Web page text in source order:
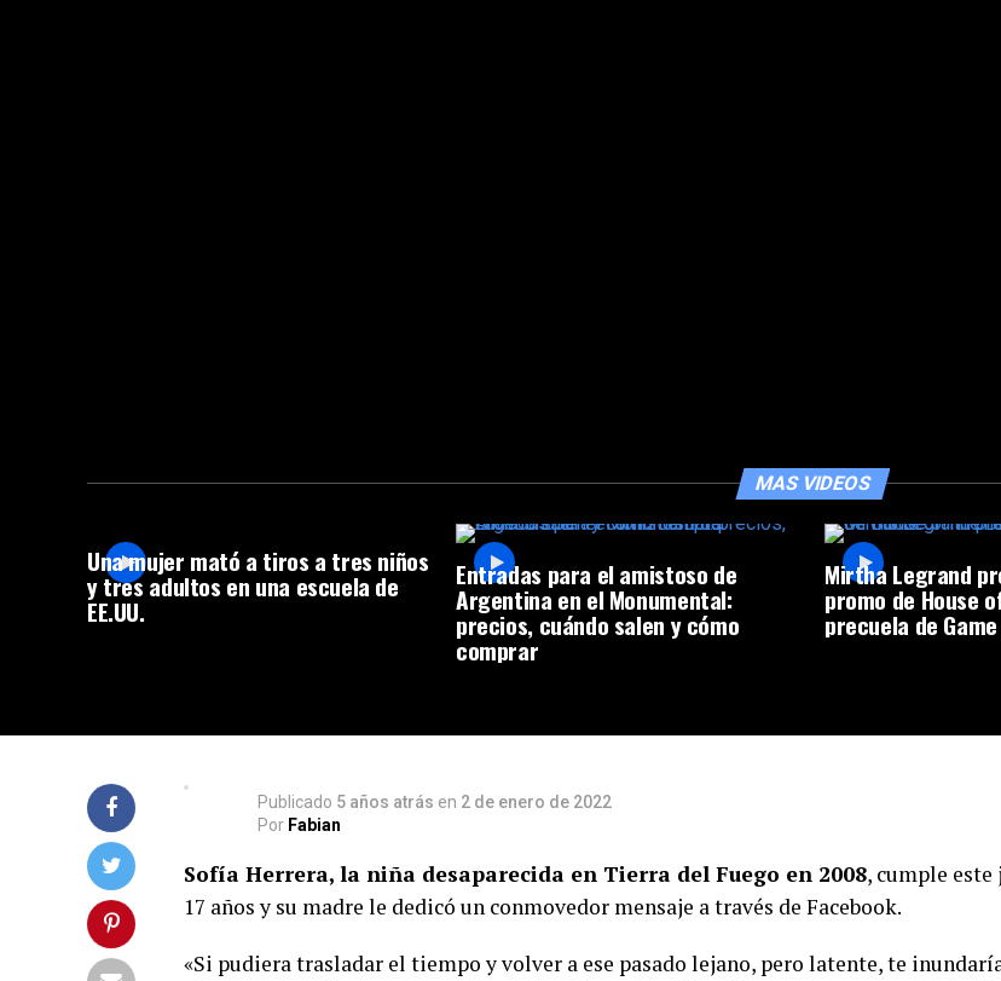
MAS VIDEOS
Una mujer mató a tiros a tres niños
y tres adultos en una escuela de
EE.UU.
Entradas para el amistoso de
Argentina en el Monumental:
precios, cuándo salen y cómo
comprar
Mirtha Legrand
promo de House
precuela de
Publicado 5 años atrás en 2 de enero de 2022
Por Fabian
Sofía Herrera, la niña desaparecida en Tierra del Fuego en 2008, cumple este
17 años y su madre le dedicó un conmovedor mensaje a través de Facebook.
«Si pudiera trasladar el tiempo y volver a ese pasado lejano, pero latente, te